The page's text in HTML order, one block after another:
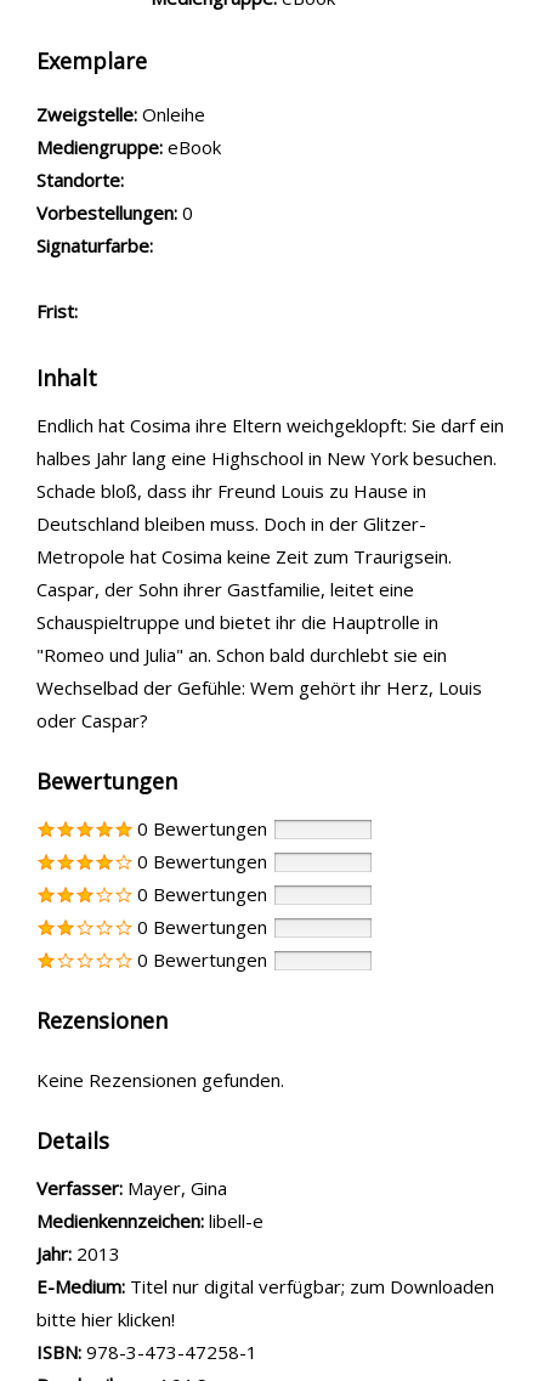
Exemplare
Zweigstelle: Onleihe
Mediengruppe: eBook
Standorte:
Vorbestellungen: 0
Signaturfarbe:
Frist:
Inhalt
Endlich hat Cosima ihre Eltern weichgeklopft: Sie darf ein
halbes Jahr lang eine Highschool in New York besuchen.
Schade bloß, dass ihr Freund Louis zu Hause in
Deutschland bleiben muss. Doch in der Glitzer-
Metropole hat Cosima keine Zeit zum Traurigsein.
Caspar, der Sohn ihrer Gastfamilie, leitet eine
Schauspieltruppe und bietet ihr die Hauptrolle in
"Romeo und Julia" an. Schon bald durchlebt sie ein
Wechselbad der Gefühle: Wem gehört ihr Herz, Louis
oder Caspar?
Bewertungen
0 Bewertungen
0 Bewertungen
0 Bewertungen
0 Bewertungen
0 Bewertungen
Rezensionen
Keine Rezensionen gefunden.
Details
Verfasser: Suche nach diesem Verfasser
Mayer, Gina
Medienkennzeichen: libell-e
Jahr: 2013
E-Medium: Titel nur digital verfügbar; zum Downloaden
bitte hier klicken!
Diesen Link in neuem Tab öffnen
Suche nach dieser Systematik
Suche nach diesem Interessenskreis
ISBN: 978-3-473-47258-1